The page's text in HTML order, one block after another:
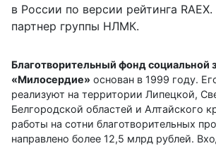
в России по версии рейтинга
партнер группы НЛМК.
Благотворительный фонд социальной
«Милосердие» основан в 1999 году.
реализуют на территории Липецкой,
Белгородской областей и Алтайского
работы на сотни благотворительных
направлено более 12,5 млрд рублей.